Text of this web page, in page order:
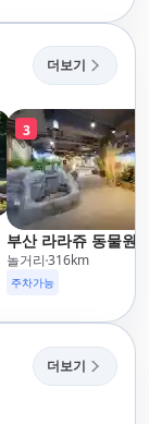
더보기
3
부산 라라쥬 동물원
놀거리 316km
주차가능
더보기